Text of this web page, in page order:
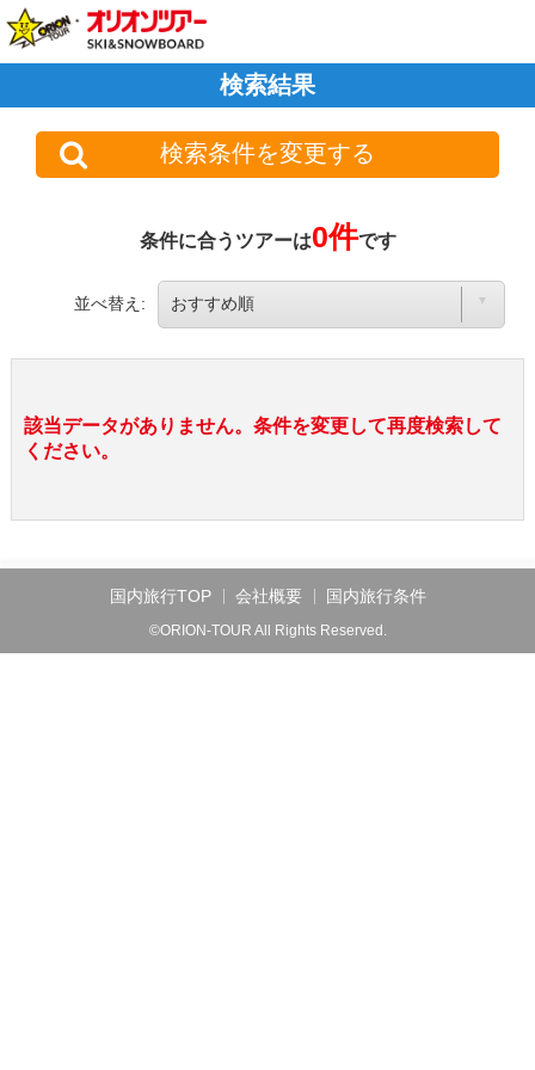
検索結果
検索条件を変更する
条件に合うツアーは0件です
並べ替え:
該当データがありません。条件を変更して再度検索して
ください。
国内旅行TOP 会社概要 国内旅行条件
©ORION-TOUR All Rights Reserved.